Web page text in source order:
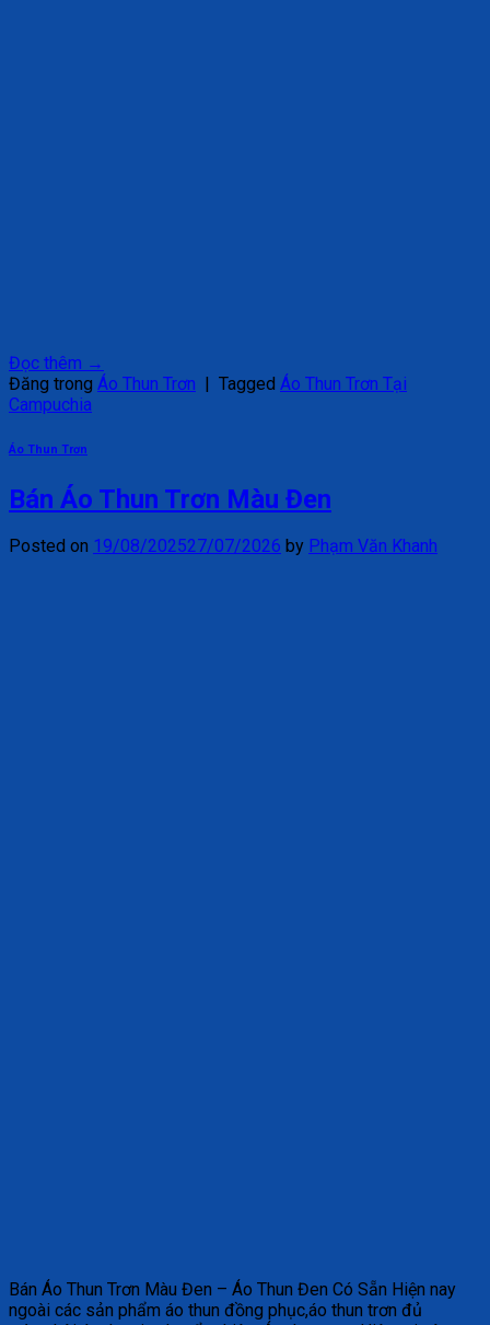
Đọc thêm →
Đăng trong Áo Thun Trơn | Tagged Áo Thun Trơn Tại
Campuchia
Áo Thun Trơn
Bán Áo Thun Trơn Màu Đen
Posted on 19/08/202527/07/2026 by Phạm Văn Khanh
Bán Áo Thun Trơn Màu Đen – Áo Thun Đen Có Sẵn Hiện nay
ngoài các sản phẩm áo thun đồng phục,áo thun trơn đủ